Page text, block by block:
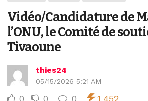
Vidéo/Candidature de
l’ONU, le Comité de
Tivaoune
thies24
05/15/2026 5:21 AM
0 0 0 1,452